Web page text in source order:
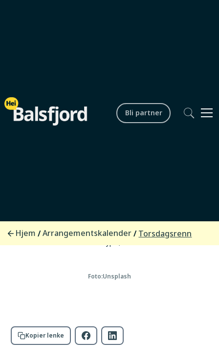
Bli partner
Hjem /Arrangementskalender / Torsdagsrenn
Lokalsamfunn
Sted
Blåtind arena
Foto:Unsplash
Kopier lenke